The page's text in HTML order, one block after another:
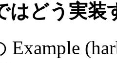
はどう実装
Example